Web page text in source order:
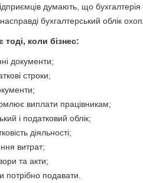
думають, що
бухгалтерський облік
коли бізнес:
документи;
строки;
виплати працівникам;
і податковий облік;
діяльності;
витрат;
та акти;
потрібно подавати.